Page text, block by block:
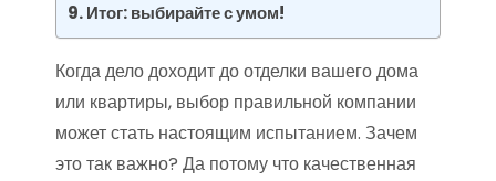
Итог: выбирайте с умом!
Когда дело доходит до отделки вашего дома
или квартиры, выбор правильной компании
может стать настоящим испытанием. Зачем
это так важно? Да потому что качественная